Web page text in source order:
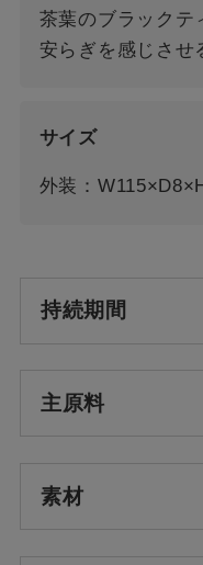
茶葉のブラックテ
安らぎを感じさせ
サイズ
外装：
持続期間
主原料
素材